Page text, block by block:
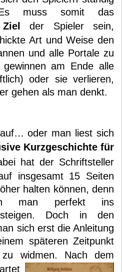
muss somit das
der Spieler sein,
Art und Weise den
und alle Portale zu
am Ende alle
oder sie verlieren,
gehen als man denkt.
oder man liest sich
Kurzgeschichte für
hat der Schriftsteller
insgesamt 15 Seiten
halten können, denn
man perfekt ins
Doch in den
sich erst die Anleitung
späteren Zeitpunkt
zu widmen. Nach dem